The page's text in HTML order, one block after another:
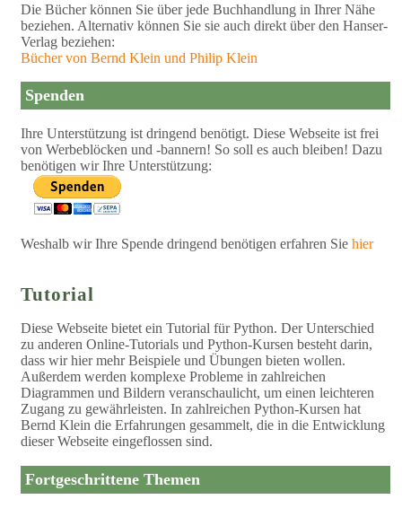
Die Bücher können Sie über jede Buchhandlung in Ihrer Nähe
beziehen. Alternativ können Sie sie auch direkt über den Hanser-
Verlag beziehen:
Bücher von Bernd Klein und Philip Klein
Spenden
Ihre Unterstützung ist dringend benötigt. Diese Webseite ist frei
von Werbeblöcken und -bannern! So soll es auch bleiben! Dazu
benötigen wir Ihre Unterstützung:
Weshalb wir Ihre Spende dringend benötigen erfahren Sie hier
Tutorial
Diese Webseite bietet ein Tutorial für Python. Der Unterschied
zu anderen Online-Tutorials und Python-Kursen besteht darin,
dass wir hier mehr Beispiele und Übungen bieten wollen.
Außerdem werden komplexe Probleme in zahlreichen
Diagrammen und Bildern veranschaulicht, um einen leichteren
Zugang zu gewährleisten. In zahlreichen Python-Kursen hat
Bernd Klein die Erfahrungen gesammelt, die in die Entwicklung
dieser Webseite eingeflossen sind.
Fortgeschrittene Themen